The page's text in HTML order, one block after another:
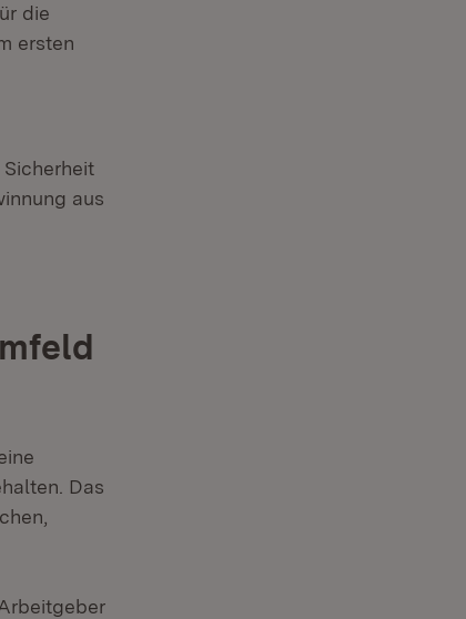
die
ersten
aus
Das